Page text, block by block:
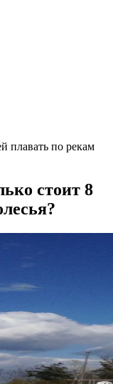
плавать по рекам
стоит 8